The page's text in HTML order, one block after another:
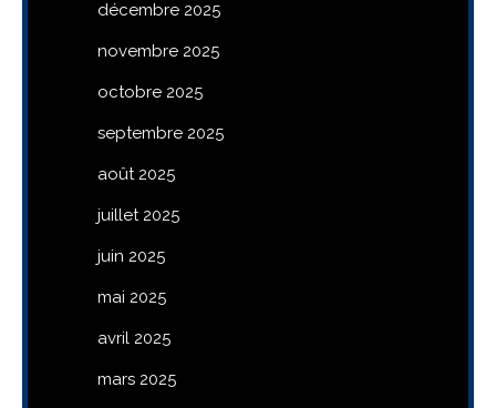
décembre 2025
novembre 2025
octobre 2025
septembre 2025
août 2025
juillet 2025
juin 2025
mai 2025
avril 2025
mars 2025